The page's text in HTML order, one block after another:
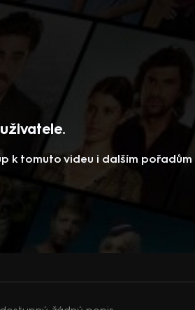
k tomuto videu i dalším pořadům